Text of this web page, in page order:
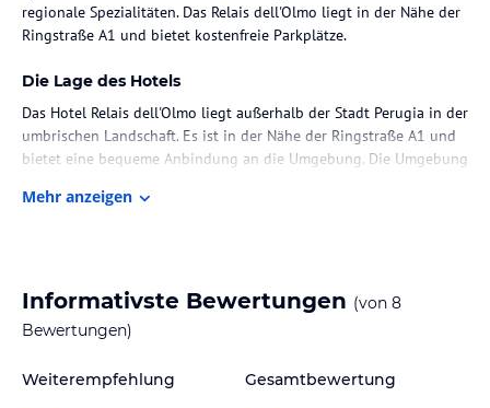
regionale Spezialitäten. Das Relais dell'Olmo liegt in der Nähe der
Ringstraße A1 und bietet kostenfreie Parkplätze.
Die Lage des Hotels
Das Hotel Relais dell'Olmo liegt außerhalb der Stadt Perugia in der
umbrischen Landschaft. Es ist in der Nähe der Ringstraße A1 und
bietet eine bequeme Anbindung an die Umgebung. Die Umgebung
geprägt, was eine ruhige und entspannte Atmosphäre schafft. Der
Zimmer / Unterbringung im Hotel
Die Zimmer im Hotel Relais dell'Olmo sind klassisch eingerichtet
sind schallisoliert, sauber und geräumig. Zur Ausstattung gehören
Mehr anzeigen
Informativste Bewertungen (von 8
Bewertungen)
Weiterempfehlung Gesamtbewertung